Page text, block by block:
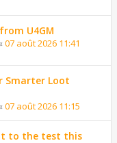
U4GM
07 août 2026 11:41
Smarter Loot
07 août 2026 11:15
to the test this